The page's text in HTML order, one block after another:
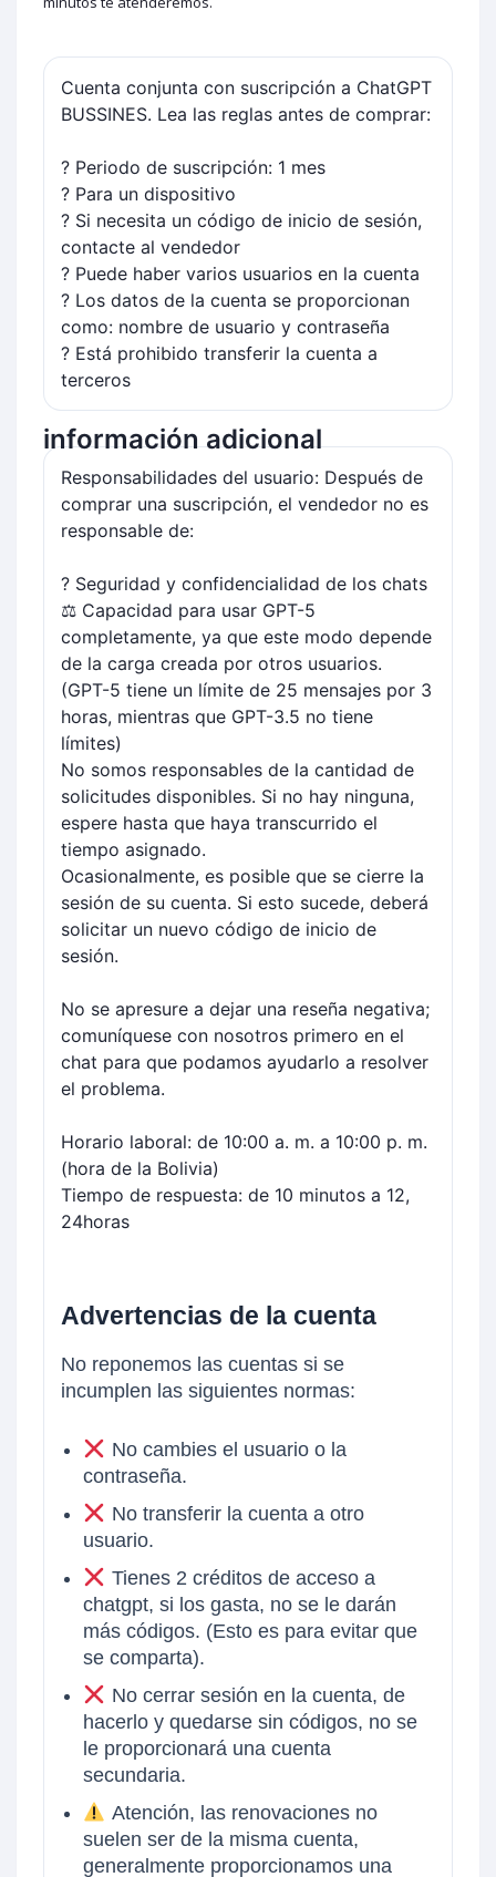
Cuenta conjunta con suscripción a ChatGPT
BUSSINES. Lea las reglas antes de comprar:
? Periodo de suscripción: 1 mes
? Para un dispositivo
? Si necesita un código de inicio de sesión,
contacte al vendedor
? Puede haber varios usuarios en la cuenta
? Los datos de la cuenta se proporcionan
como: nombre de usuario y contraseña
? Está prohibido transferir la cuenta a
terceros
información adicional
Responsabilidades del usuario: Después de
comprar una suscripción, el vendedor no es
responsable de:
? Seguridad y confidencialidad de los chats
⚖️ Capacidad para usar GPT-5
completamente, ya que este modo depende
de la carga creada por otros usuarios.
(GPT-5 tiene un límite de 25 mensajes por 3
horas, mientras que GPT-3.5 no tiene
límites)
No somos responsables de la cantidad de
solicitudes disponibles. Si no hay ninguna,
espere hasta que haya transcurrido el
tiempo asignado.
Ocasionalmente, es posible que se cierre la
sesión de su cuenta. Si esto sucede, deberá
solicitar un nuevo código de inicio de
sesión.
No se apresure a dejar una reseña negativa;
comuníquese con nosotros primero en el
chat para que podamos ayudarlo a resolver
el problema.
Horario laboral: de 10:00 a. m. a 10:00 p. m.
(hora de la Bolivia)
Tiempo de respuesta: de 10 minutos a 12,
24horas
Advertencias de la cuenta
No reponemos las cuentas si se
incumplen las siguientes normas:
No cambies el usuario o la
contraseña.
No transferir la cuenta a otro
usuario.
Tienes 2 créditos de acceso a
chatgpt, si los gasta, no se le darán
más códigos. (Esto es para evitar que
se comparta).
No cerrar sesión en la cuenta, de
hacerlo y quedarse sin códigos, no se
le proporcionará una cuenta
secundaria.
Atención, las renovaciones no
suelen ser de la misma cuenta,
generalmente proporcionamos una